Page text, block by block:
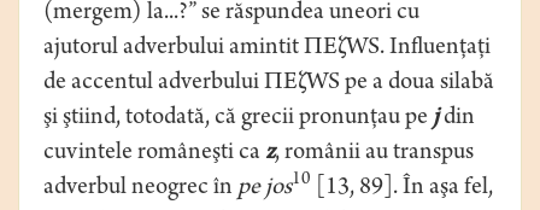
(mergem) la...?” se răspundea uneori cu
ajutorul adverbului amintit ПЕζWS. Influenţaţi
de accentul adverbului ПЕζWS pe a doua silabă
şi ştiind, totodată, că grecii pronunţau pe jdin
cuvintele româneşti ca z, românii au transpus
adverbul neogrec în pe jos10 [13, 89]. În aşa fel,